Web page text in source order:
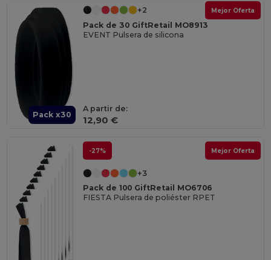
Pack x30
Mejor Oferta
+2
Pack de 30 GiftRetail MO8913
EVENT Pulsera de silicona
A partir de:
12,90 €
-27% Mejor Oferta
+3
Pack de 100 GiftRetail MO6706
FIESTA Pulsera de poliéster RPET